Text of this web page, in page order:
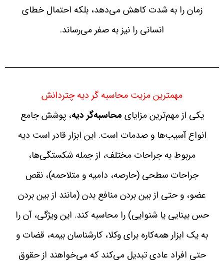
زمان را به شدت کاهش می‌دهد، بلکه احتمال خطای
انسانی را نیز به صفر می‌رساند.
مهمترین مزیت محاسبه گر دیه چتردانش
یکی از مهم‌ترین مزایای محاسبه‌گر دیه، پوشش جامع
انواع آسیب‌ها و صدمات است. این ابزار قادر است دیه
مربوط به جراحات مختلف، از جمله شکستگی‌ها،
جراحات سطحی (حارصه، دامیه و متلاحمه)، نقص
عضو، و حتی از بین بردن منافع بدن (مانند از بین بردن
حس بینایی یا شنوایی) را محاسبه کند. این ویژگی، آن را
به یک ابزار همه‌کاره برای وکلا، کارشناسان بیمه، قضات و
حتی افراد عادی تبدیل می‌کند که می‌خواهند از حقوق